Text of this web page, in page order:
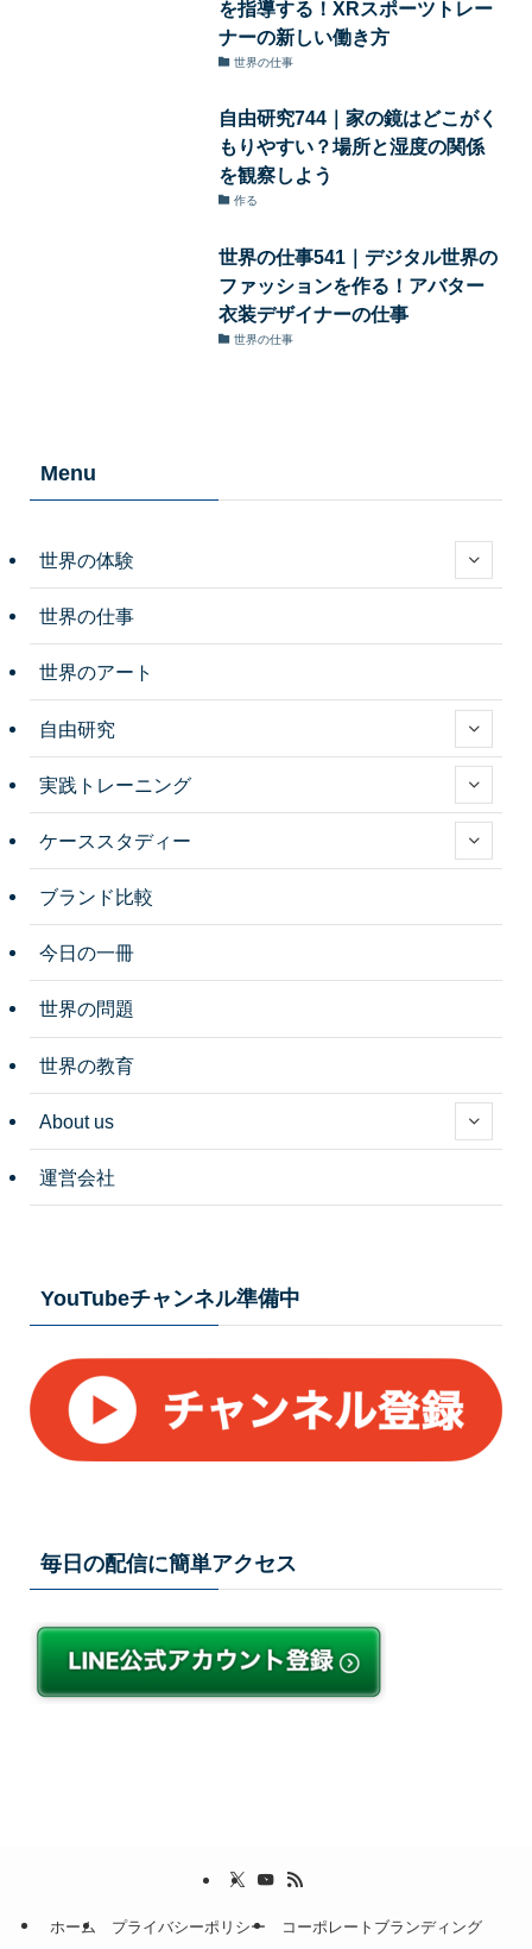
を指導する！XRスポーツトレー
ナーの新しい働き方
世界の仕事
自由研究744｜家の鏡はどこがく
もりやすい？場所と湿度の関係
を観察しよう
作る
世界の仕事541｜デジタル世界の
ファッションを作る！アバター
衣装デザイナーの仕事
世界の仕事
Menu
世界の体験
世界の仕事
世界のアート
自由研究
実践トレーニング
ケーススタディー
ブランド比較
今日の一冊
世界の問題
世界の教育
About us
運営会社
YouTubeチャンネル準備中
毎日の配信に簡単アクセス
ホーム プライバシーポリシー コーポレートブランディング